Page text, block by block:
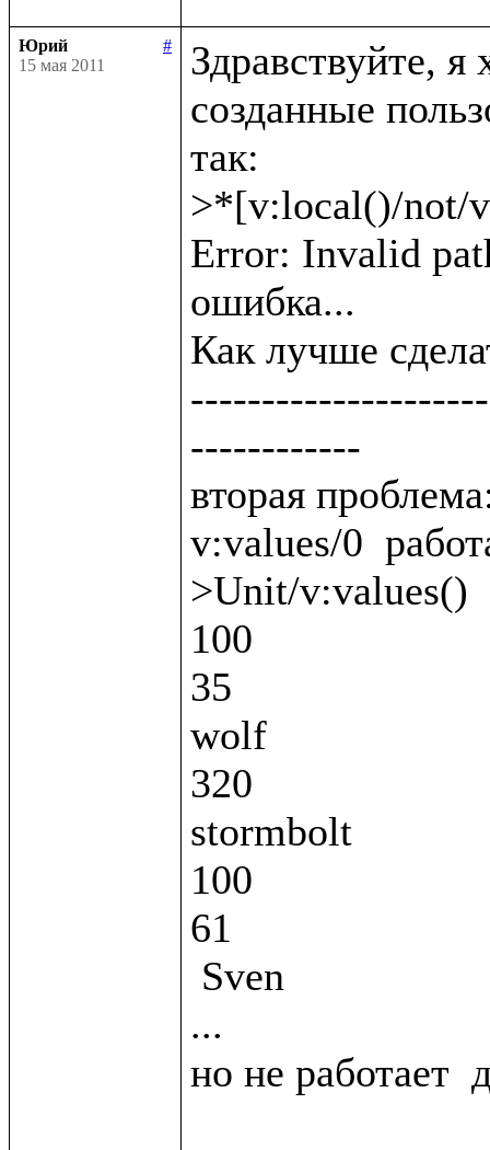
Юрий
#
15 мая 2011
Здравствуйте, я
созданные
так:
>*[v:local()/not/
Error: Invalid
ошибка...
Как лучше
------------
вторая
v:values/0
>Unit/v:values()
100
35
wolf
320
stormbolt
100
61
...
но не работает